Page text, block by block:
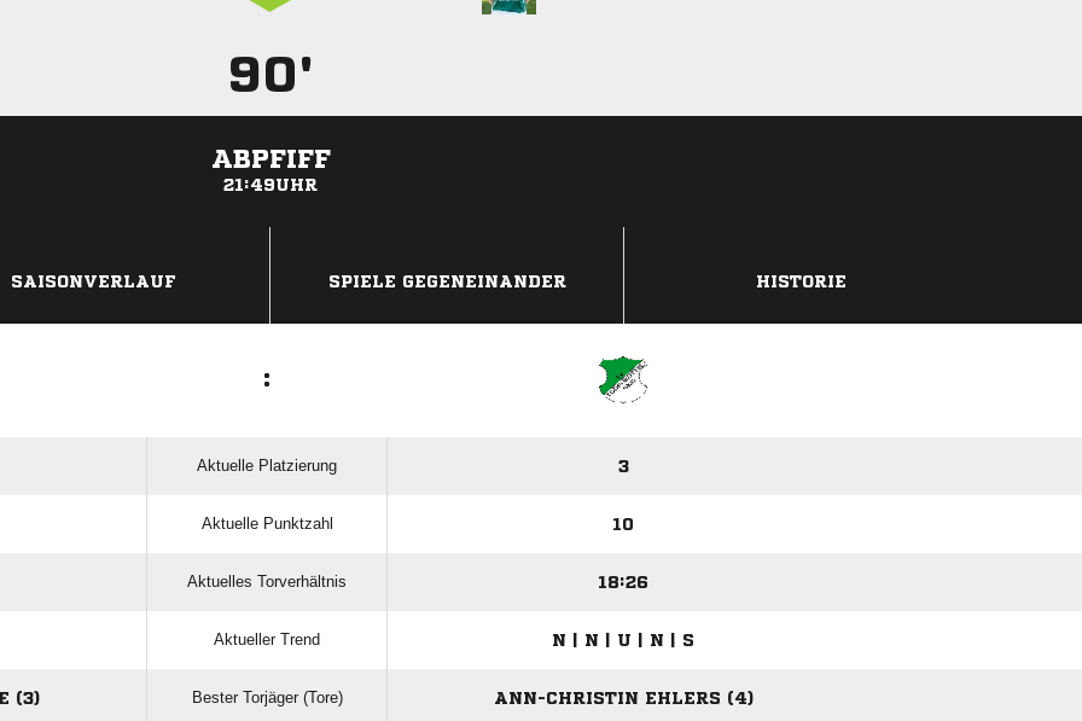
90'
ABPFIFF
21:49UHR
SAISONVERLAUF SPIELE GEGENEINANDER HISTORIE
:
Aktuelle Platzierung 3
Aktuelle Punktzahl 10
Aktuelles Torverhältnis 18:26
Aktueller Trend N | N | U | N | S
(3) Bester Torjäger (Tore) ANN-CHRISTIN EHLERS (4)